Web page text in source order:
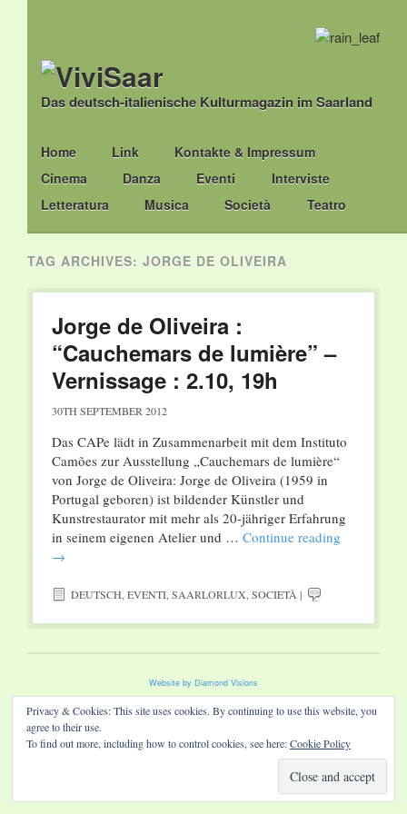
Das deutsch-italienische Kulturmagazin im Saarland
Main menu
Skip
to
content
Home Link
Kontakte & Impressum
Cinema
Danza Eventi
Interviste
Letteratura
Musica Società Teatro
TAG ARCHIVES: JORGE DE OLIVEIRA
Jorge de Oliveira :
“Cauchemars de lumière” –
Vernissage : 2.10, 19h
30TH SEPTEMBER 2012
Das CAPe lädt in Zusammenarbeit mit dem Instituto
Camões zur Ausstellung „Cauchemars de lumière“
von Jorge de Oliveira: Jorge de Oliveira (1959 in
Portugal geboren) ist bildender Künstler und
Kunstrestaurator mit mehr als 20-jähriger Erfahrung
in seinem eigenen Atelier und … Continue reading
→
DEUTSCH,EVENTI,SAARLORLUX,SOCIETÀ |
Website by Diamond Visions
Privacy & Cookies: This site uses cookies. By continuing to use this website, you
agree to their use.
To find out more, including how to control cookies, see here:Cookie Policy